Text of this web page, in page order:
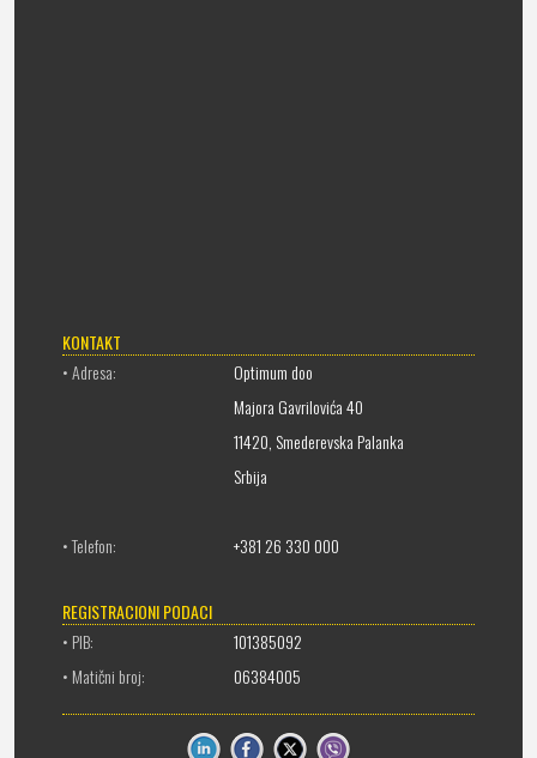
KONTAKT
• Adresa:
Optimum doo
Majora Gavrilovića 40
11420, Smederevska Palanka
Srbija
• Telefon: +381 26 330 000
REGISTRACIONI PODACI
• PIB:
101385092
• Matični broj:
06384005